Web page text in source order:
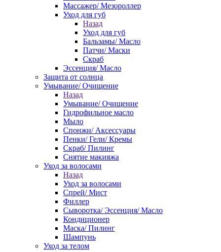
Массажер/ Мезороллер
Уход для губ
Назад
Уход для губ
Бальзамы/ Масло
Патчи/ Маски
Скраб
Эссенция/ Масло
Защита от солнца
Умывание/ Очищение
Назад
Умывание/ Очищение
Гидрофильное масло
Мыло
Спонжи/ Аксессуары
Пенки/ Гели/ Кремы
Скраб/ Пилинг
Снятие макияжа
Уход за волосами
Назад
Уход за волосами
Спрей/ Мист
Филлер
Сыворотка/ Эссенция/ Масло
Кондиционер
Маска/ Пилинг
Шампунь
Уход за телом